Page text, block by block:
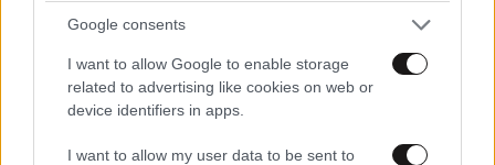
Google consents
I want to allow Google to enable storage
related to advertising like cookies on web or
device identifiers in apps.
I want to allow my user data to be sent to